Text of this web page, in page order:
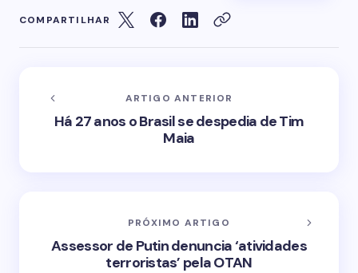
COMPARTILHAR
ARTIGO ANTERIOR
Há 27 anos o Brasil se despedia de Tim
Maia
PRÓXIMO ARTIGO
Assessor de Putin denuncia ‘atividades
terroristas’ pela OTAN